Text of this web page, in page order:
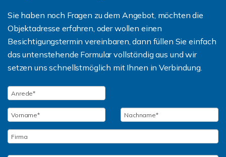
Sie haben noch Fragen zu dem Angebot, möchten die
Objektadresse erfahren, oder wollen einen
Besichtigungstermin vereinbaren, dann füllen Sie einfach
das untenstehende Formular vollständig aus und wir
setzen uns schnellstmöglich mit Ihnen in Verbindung.